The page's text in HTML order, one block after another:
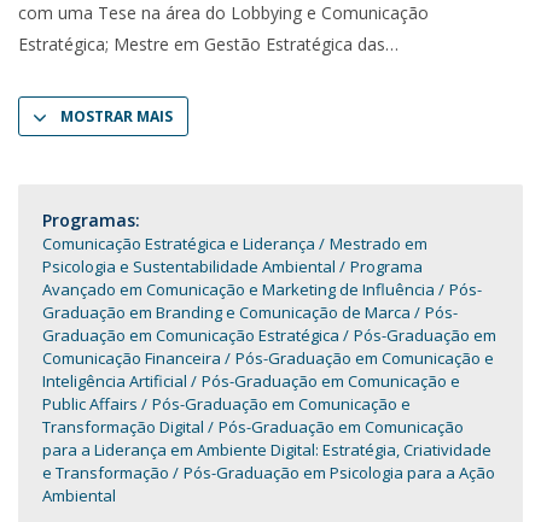
com uma Tese na área do Lobbying e Comunicação
Estratégica; Mestre em Gestão Estratégica das
MOSTRAR MAIS
Programas:
Comunicação Estratégica e Liderança
Mestrado em
Psicologia e Sustentabilidade Ambiental
Programa
Avançado em Comunicação e Marketing de Influência
Pós-
Graduação em Branding e Comunicação de Marca
Pós-
Graduação em Comunicação Estratégica
Pós-Graduação em
Comunicação Financeira
Pós-Graduação em Comunicação e
Inteligência Artificial
Pós-Graduação em Comunicação e
Public Affairs
Pós-Graduação em Comunicação e
Transformação Digital
Pós-Graduação em Comunicação
para a Liderança em Ambiente Digital: Estratégia, Criatividade
e Transformação
Pós-Graduação em Psicologia para a Ação
Ambiental